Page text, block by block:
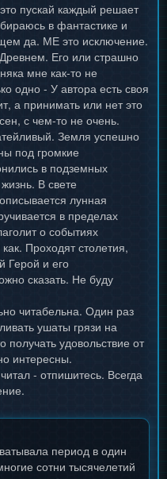
пускай каждый решает
в фантастике и
да. МЕ это исключение.
Его или страшно
мне как-то не
одно - У автора есть своя
а принимать или нет это
с чем-то не очень.
Земля успешно
под громкие
в подземных
В свете
лунная
в пределах
о событиях
Проходят столетия,
Герой и его
сказать. Не буду
читабельна. Один раз
ушаты грязи на
получать удовольствие от
интересны.
- отпишитесь. Всегда
период в один
сотни тысячелетий